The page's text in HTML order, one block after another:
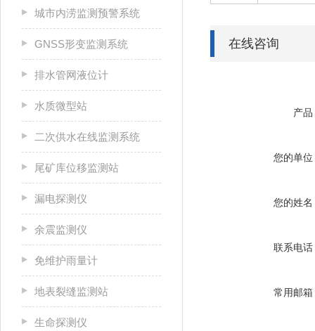
城市内涝监测预警系统
GNSS形变监测系统
排水管网液位计
水质微型站
二次供水在线监测系统
尾矿库位移监测站
漏电探测仪
余震监测仪
免维护雨量计
地表裂缝监测站
生命探测仪
在线咨询
产品
您的单位
您的姓名
联系电话
常用邮箱